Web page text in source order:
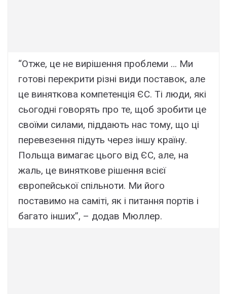
“Отже, це не вирішення проблеми … Ми
готові перекрити різні види поставок, але
це виняткова компетенція ЄС. Ті люди, які
сьогодні говорять про те, щоб зробити це
своїми силами, піддають нас тому, що ці
перевезення підуть через іншу країну.
Польща вимагає цього від ЄС, але, на
жаль, це виняткове рішення всієї
європейської спільноти. Ми його
поставимо на саміті, як і питання портів і
багато інших”, – додав Мюллер.